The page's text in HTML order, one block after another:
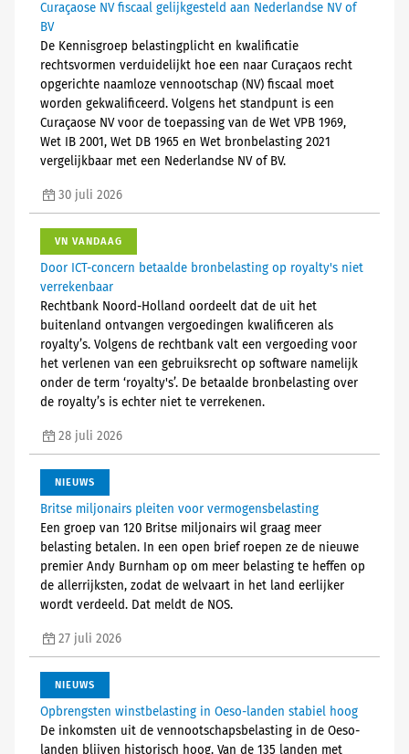
Curaçaose NV fiscaal gelijkgesteld aan Nederlandse NV of
BV
De Kennisgroep belastingplicht en kwalificatie
rechtsvormen verduidelijkt hoe een naar Curaçaos recht
opgerichte naamloze vennootschap (NV) fiscaal moet
worden gekwalificeerd. Volgens het standpunt is een
Curaçaose NV voor de toepassing van de Wet VPB 1969,
Wet IB 2001, Wet DB 1965 en Wet bronbelasting 2021
vergelijkbaar met een Nederlandse NV of BV.
30 juli 2026
VN VANDAAG
Door ICT-concern betaalde bronbelasting op royalty's niet
verrekenbaar
Rechtbank Noord-Holland oordeelt dat de uit het
buitenland ontvangen vergoedingen kwalificeren als
royalty’s. Volgens de rechtbank valt een vergoeding voor
het verlenen van een gebruiksrecht op software namelijk
onder de term ‘royalty's’. De betaalde bronbelasting over
de royalty’s is echter niet te verrekenen.
28 juli 2026
NIEUWS
Britse miljonairs pleiten voor vermogensbelasting
Een groep van 120 Britse miljonairs wil graag meer
belasting betalen. In een open brief roepen ze de nieuwe
premier Andy Burnham op om meer belasting te heffen op
de allerrijksten, zodat de welvaart in het land eerlijker
wordt verdeeld. Dat meldt de NOS.
27 juli 2026
NIEUWS
Opbrengsten winstbelasting in Oeso-landen stabiel hoog
De inkomsten uit de vennootschapsbelasting in de Oeso-
landen blijven historisch hoog. Van de 135 landen met